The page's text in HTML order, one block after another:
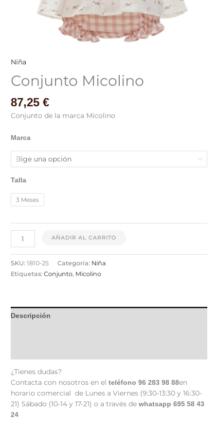
Niña
Conjunto Micolino
87,25 €
Conjunto de la marca Micolino
Marca
Talla
3 Meses
AÑADIR AL CARRITO
SKU: 1810-25 Categoría: Niña
Etiquetas: Conjunto, Micolino
Descripción
¿Tienes dudas?
Contacta con nosotros en el teléfono 96 283 98 88en
horario comercial de Lunes a Viernes (9:30-13:30 y 16:30-
21) Sábado (10-14 y 17-21) o a través de whatsapp 695 58 43
24